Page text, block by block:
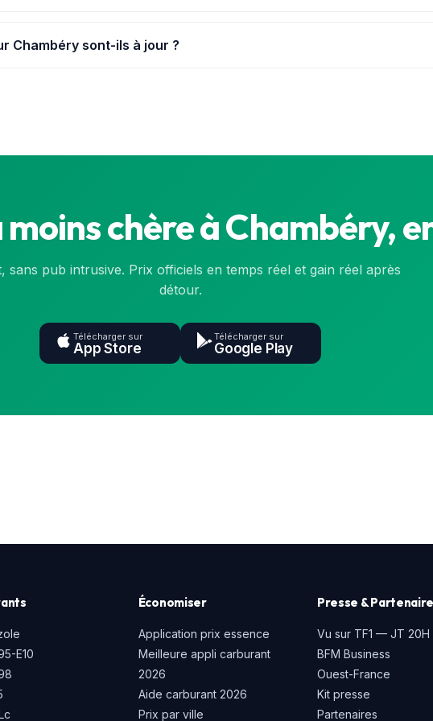
Chambéry sont-ils à jour ?
moins chère à Chambéry,
sans pub intrusive. Prix officiels en temps réel et gain réel après
détour.
Télécharger sur
App Store
Télécharger sur
Google Play
E10
Économiser
Application prix essence
Meilleure appli carburant
2026
Aide carburant 2026
Prix par ville
Presse &
Vu sur TF1 — JT 20H
BFM Business
Ouest-France
Kit presse
Partenaires